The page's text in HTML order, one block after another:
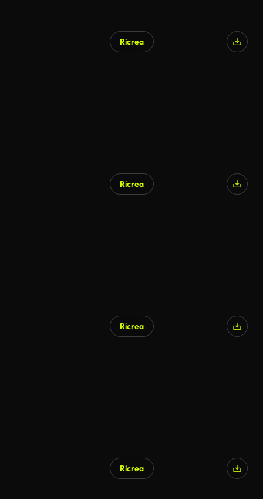
Ricrea
Ricrea
Ricrea
Ricrea